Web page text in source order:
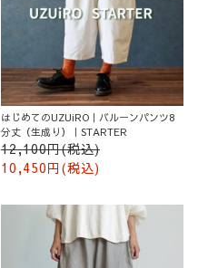
はじめてのUZUiRO｜バルーンパンツ8
分丈（生成り）｜STARTER
12,100円(税込)
10,450円(税込)